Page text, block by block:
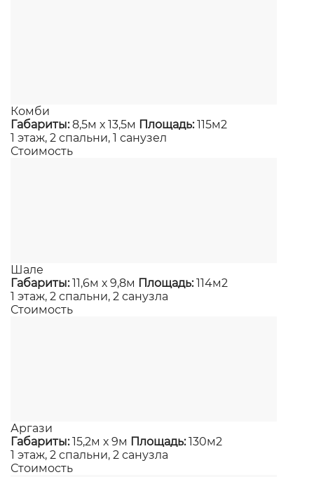
Комби
Габариты:8,5м х 13,5м Площадь:115м2
1 этаж, 2 спальни, 1 санузел
Стоимость
Шале
Габариты:11,6м х 9,8м Площадь:114м2
1 этаж, 2 спальни, 2 санузла
Стоимость
Аргази
Габариты:15,2м х 9м Площадь:130м2
1 этаж, 2 спальни, 2 санузла
Стоимость